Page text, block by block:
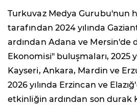
Turkuvaz Medya Gurubu'nun
tarafından 2024 yılında
ardından Adana ve Mersin'de
Ekonomisi" buluşmaları, 2025
Kayseri, Ankara, Mardin ve
2026 yılında Erzincan ve
etkinliğin ardından son durak